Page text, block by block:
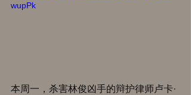
wupPk
本周一，杀害林俊凶手的辩护律师卢卡·